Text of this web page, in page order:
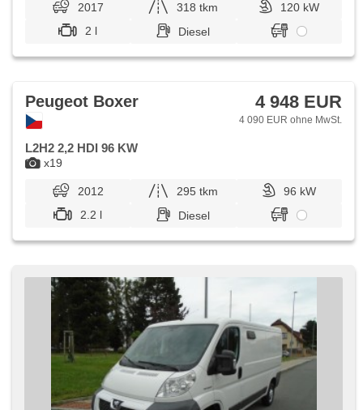
2017 318 tkm
120 kW
2 l
Diesel
x19
Peugeot Boxer 4 948 EUR
4 090 EUR ohne MwSt.
L2H2 2,2 HDI 96 KW
2012 295 tkm
96 kW
2.2 l
Diesel